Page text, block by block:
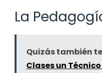
La
Quizás también
Clases un